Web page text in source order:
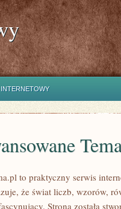
to praktyczny serwis
że świat liczb, wzorów,
Strona została